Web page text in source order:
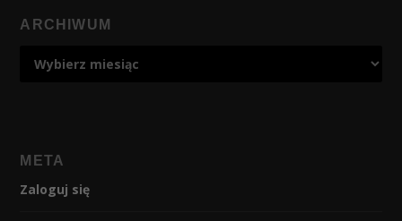
ARCHIWUM
META
Zaloguj się